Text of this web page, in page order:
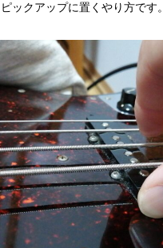
ックアップに置くやり方です。